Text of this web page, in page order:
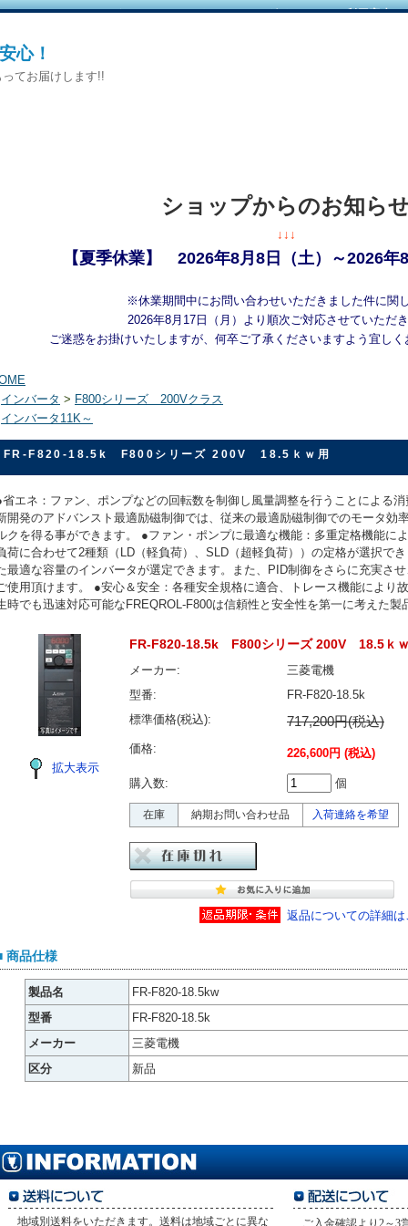
心！
てお届けします!!
カートをみる ｜ マイページへログイン ｜ ご利用案内
ショップからのお知ら
↓↓↓
【夏季休業】 2026年8月8日（土）～2026年
※休業期間中にお問い合わせいただきました件に関
2026年8月17日（月）より順次ご対応させていただ
ご迷惑をお掛けいたしますが、何卒ご了承くださいますよう宜し
インバータ > F800シリーズ 200Vクラス
インバータ11K～
FR-F820-18.5k F800シリーズ 200V 18.5ｋｗ用
省エネ：ファン、ポンプなどの回転数を制御し風量調整を行うことによる
開発のアドバンスト最適励磁制御では、従来の最適励磁制御でのモータ効
クを得る事ができます。 ●ファン・ポンプに最適な機能：多重定格機能に
荷に合わせて2種類（LD（軽負荷）、SLD（超軽負荷））の定格が選択で
最適な容量のインバータが選定できます。また、PID制御をさらに充実さ
使用頂けます。 ●安心＆安全：各種安全規格に適合、トレース機能により
時でも迅速対応可能なFREQROL-F800は信頼性と安全性を第一に考えた製
拡大表示
FR-F820-18.5k F800シリーズ 200V 18.5
メーカー:
三菱電機
型番:
FR-F820-18.5k
標準価格(税込):
717,200円(税込)
価格: 226,600円 (税込)
購入数: 個
在庫 納期お問い合わせ品 入荷連絡を希望
返品についての詳細は
商品仕様
製品名
FR-F820-18.5kw
型番
FR-F820-18.5k
メーカー
三菱電機
区分
新品
地域別送料をいただきます。送料は地域ごとに異な ご入金確認より2～3